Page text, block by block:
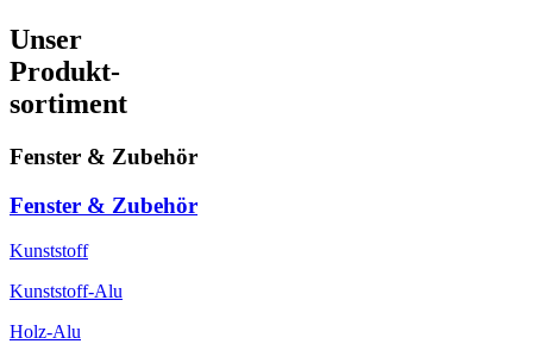
Unser
Produkt-
sortiment
Fenster & Zubehör
Fenster & Zubehör
Kunststoff
Kunststoff-Alu
Holz-Alu